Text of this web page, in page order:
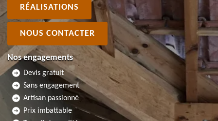
RÉALISATIONS
NOUS CONTACTER
Nos engagements
Devis gratuit
Sans engagement
Artisan passionné
Prix imbattable